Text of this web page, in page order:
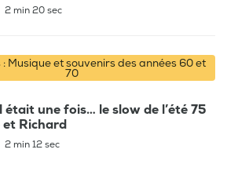
2 min 20 sec
Musique et souvenirs des années 60 et
70
était une fois… le slow de l’été 75
et Richard
2 min 12 sec